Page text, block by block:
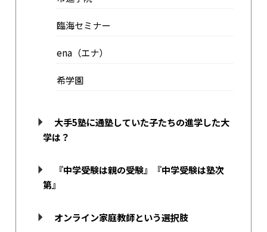
臨海セミナー
ena（エナ）
希学園
大手5塾に通塾していた子たちの進学した大
学は？
『中学受験は親の受験』『中学受験は塾次
第』
オンライン家庭教師という選択肢